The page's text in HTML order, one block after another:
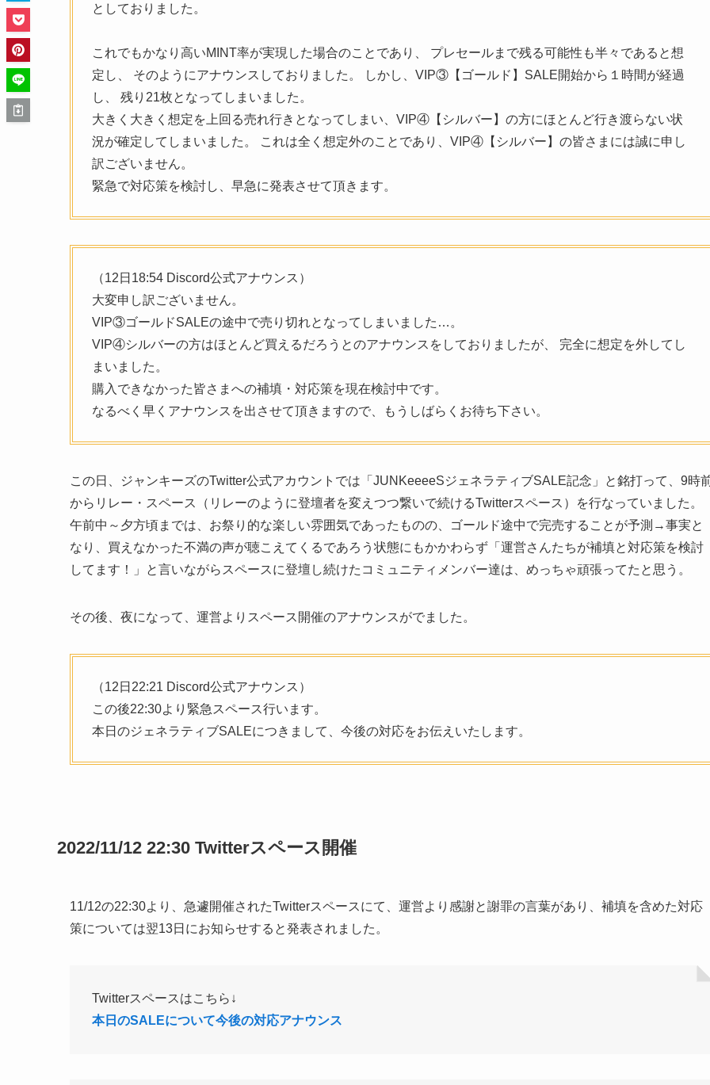
としておりました。
これでもかなり高いMINT率が実現した場合のことであり、 プレセールまで残る可能性も半々であると想
定し、 そのようにアナウンスしておりました。 しかし、VIP③【ゴールド】SALE開始から１時間が経過
し、 残り21枚となってしまいました。
大きく大きく想定を上回る売れ行きとなってしまい、VIP④【シルバー】の方にほとんど行き渡らない状
況が確定してしまいました。 これは全く想定外のことであり、VIP④【シルバー】の皆さまには誠に申し
訳ございません。
緊急で対応策を検討し、早急に発表させて頂きます。
（12日18:54 Discord公式アナウンス）
大変申し訳ございません。
VIP③ゴールドSALEの途中で売り切れとなってしまいました…。
VIP④シルバーの方はほとんど買えるだろうとのアナウンスをしておりましたが、 完全に想定を外してし
まいました。
購入できなかった皆さまへの補填・対応策を現在検討中です。
なるべく早くアナウンスを出させて頂きますので、もうしばらくお待ち下さい。
この日、ジャンキーズのTwitter公式アカウントでは「JUNKeeeeSジェネラティブSALE記念」と銘打って、9時
からリレー・スペース（リレーのように登壇者を変えつつ繋いで続けるTwitterスペース）を行なっていました。
午前中～夕方頃までは、お祭り的な楽しい雰囲気であったものの、ゴールド途中で完売することが予測→事実と
なり、買えなかった不満の声が聴こえてくるであろう状態にもかかわらず「運営さんたちが補填と対応策を検討
してます！」と言いながらスペースに登壇し続けたコミュニティメンバー達は、めっちゃ頑張ってたと思う。
その後、夜になって、運営よりスペース開催のアナウンスがでました。
（12日22:21 Discord公式アナウンス）
この後22:30より緊急スペース行います。
本日のジェネラティブSALEにつきまして、今後の対応をお伝えいたします。
2022/11/12 22:30 Twitterスペース開催
11/12の22:30より、急遽開催されたTwitterスペースにて、運営より感謝と謝罪の言葉があり、補填を含めた対応
策については翌13日にお知らせすると発表されました。
Twitterスペースはこちら↓
本日のSALEについて今後の対応アナウンス